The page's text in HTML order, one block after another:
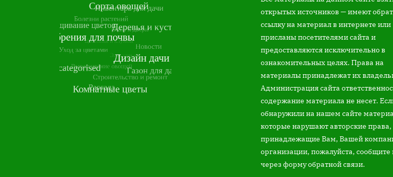
открытых источников — имеют
ссылку на материал в интернете или
присланы посетителями сайта и
предоставляются исключительно в
ознакомительных целях. Права на
материалы принадлежат их
Администрация сайта
содержание материала не несет.
обнаружили на нашем сайте
которые нарушают авторские права,
принадлежащие Вам, Вашей
организации, пожалуйста, сообщите
через форму обратной связи.